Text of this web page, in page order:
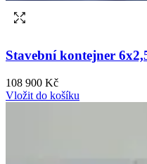
Stavební kontejner
108 900 Kč
Vložit do košíku